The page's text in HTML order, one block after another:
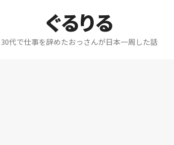
ぐるりる
30代で仕事を辞めたおっさんが日本一周した話